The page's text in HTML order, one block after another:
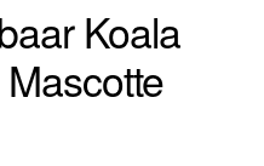
Koala